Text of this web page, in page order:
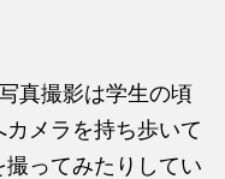
真撮影は学生の頃
メラを持ち歩いて
ってみたりしてい